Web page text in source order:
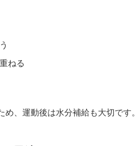
ねる
、運動後は水分補給も大切です。